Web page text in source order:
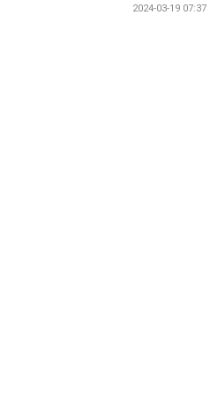
2024-03-19 07:37